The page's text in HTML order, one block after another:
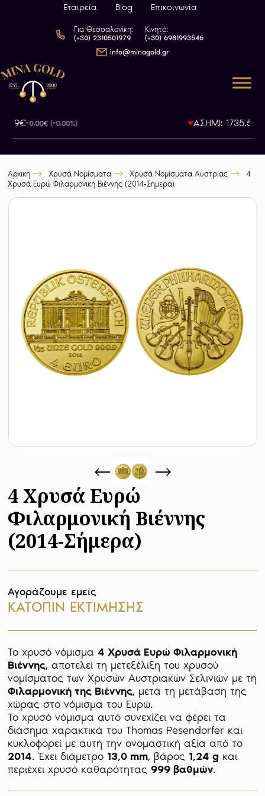
Εταιρεία Blog Επικοινωνία
Για Θεσσαλονίκη:
(+30) 2310501979
Κινητό:
(+30) 6981993546
info@minagold.gr
+0.00€ (+0.00%) ΑΣΗΜΙ: 1735.5€
Αρχική Χρυσά Νομίσματα Χρυσά Νομίσματα Αυστρίας
4
Χρυσά Ευρώ Φιλαρμονική Βιέννης (2014-Σήμερα)
4 Χρυσά Ευρώ
Φιλαρμονική Βιέννης
(2014-Σήμερα)
Αγοράζουμε εμείς
ΚΑΤΟΠΙΝ ΕΚΤΙΜΗΣΗΣ
Το χρυσό νόμισμα 4 Χρυσά Ευρώ Φιλαρμονική
Βιέννης, αποτελεί τη μετεξέλιξη του χρυσού
Φιλαρμονική της Βιέννης, μετά τη μετάβαση της
χώρας στο νόμισμα του Ευρώ.
Το χρυσό νόμισμα αυτό συνεχίζει να φέρει τα
διάσημα χαρακτικά του Thomas Pesendorfer και
2014. Έχει διάμετρο 13,0 mm, βάρος 1,24 g και
περιέχει χρυσό καθαρότητας 999 βαθμών